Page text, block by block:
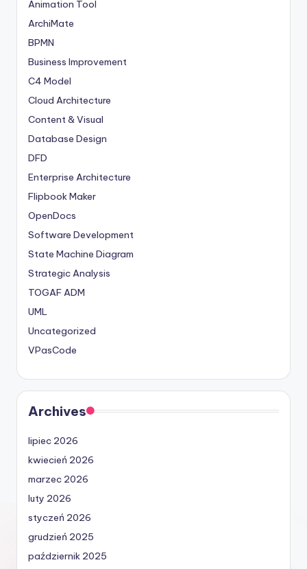
Animation Tool
ArchiMate
BPMN
Business Improvement
C4 Model
Cloud Architecture
Content & Visual
Database Design
DFD
Enterprise Architecture
Flipbook Maker
OpenDocs
Software Development
State Machine Diagram
Strategic Analysis
TOGAF ADM
UML
Uncategorized
VPasCode
Archives
lipiec 2026
kwiecień 2026
marzec 2026
luty 2026
styczeń 2026
grudzień 2025
październik 2025